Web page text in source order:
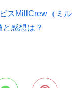
スMillCrew（ミル
感想は？